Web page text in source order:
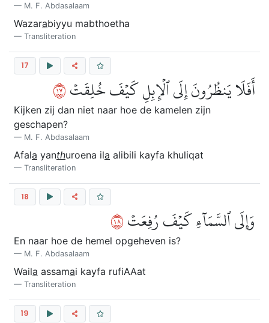
M. F. Abdasalaam
Wazarabiyyu mabthoetha
Transliteration
17
أَفَلَا يَنظُرُونَ إِلَى ٱلۡإِبِلِ كَيۡفَ خُلِقَتۡ٧١
Kijken zij dan niet naar hoe de kamelen zijn
geschapen?
M. F. Abdasalaam
Afala yanthuroena ila alibili kayfa khuliqat
Transliteration
18
وَإِلَى ٱلسَّمَآءِ كَيۡفَ رُفِعَتۡ٨١
En naar hoe de hemel opgeheven is?
M. F. Abdasalaam
Waila assamai kayfa rufiAAat
Transliteration
19